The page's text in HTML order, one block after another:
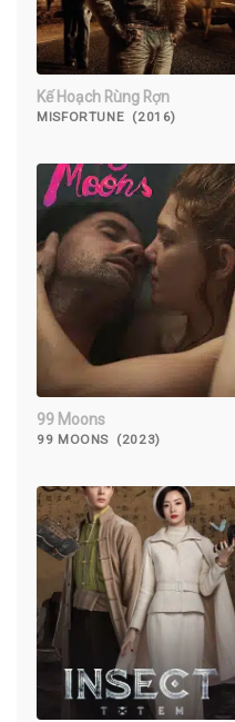
Kế Hoạch Rùng Rợn
MISFORTUNE (2016)
99 Moons
99 MOONS (2023)